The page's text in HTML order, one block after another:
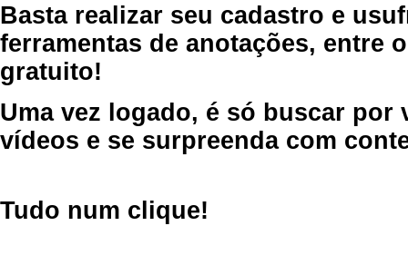
Basta realizar seu cadastro e
ferramentas de anotações, entre
gratuito!
Uma vez logado, é só buscar por
vídeos e se surpreenda com
Tudo num clique!